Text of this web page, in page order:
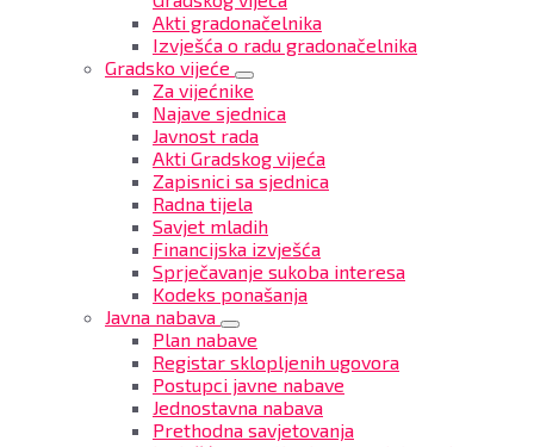
Akti gradonačelnika
Izvješća o radu gradonačelnika
Gradsko vijeće
Za vijećnike
Najave sjednica
Javnost rada
Akti Gradskog vijeća
Zapisnici sa sjednica
Radna tijela
Savjet mladih
Financijska izvješća
Sprječavanje sukoba interesa
Kodeks ponašanja
Javna nabava
Plan nabave
Registar sklopljenih ugovora
Postupci javne nabave
Jednostavna nabava
Prethodna savjetovanja